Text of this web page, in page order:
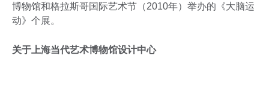
博物馆和格拉斯哥国际艺术节（2010年）举办的《大脑运
动》个展。
关于上海当代艺术博物馆设计中心